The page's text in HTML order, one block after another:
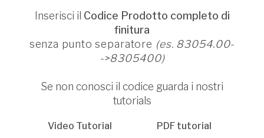
Inserisci il Codice Prodotto completo di
finitura
senza punto separatore (es. 83054.00-
->8305400)
Se non conosci il codice guarda i nostri
tutorials
Video Tutorial PDF tutorial